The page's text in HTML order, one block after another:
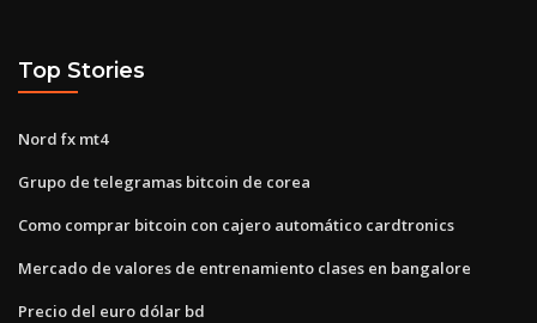
Top Stories
Nord fx mt4
Grupo de telegramas bitcoin de corea
Como comprar bitcoin con cajero automático cardtronics
Mercado de valores de entrenamiento clases en bangalore
Precio del euro dólar bd